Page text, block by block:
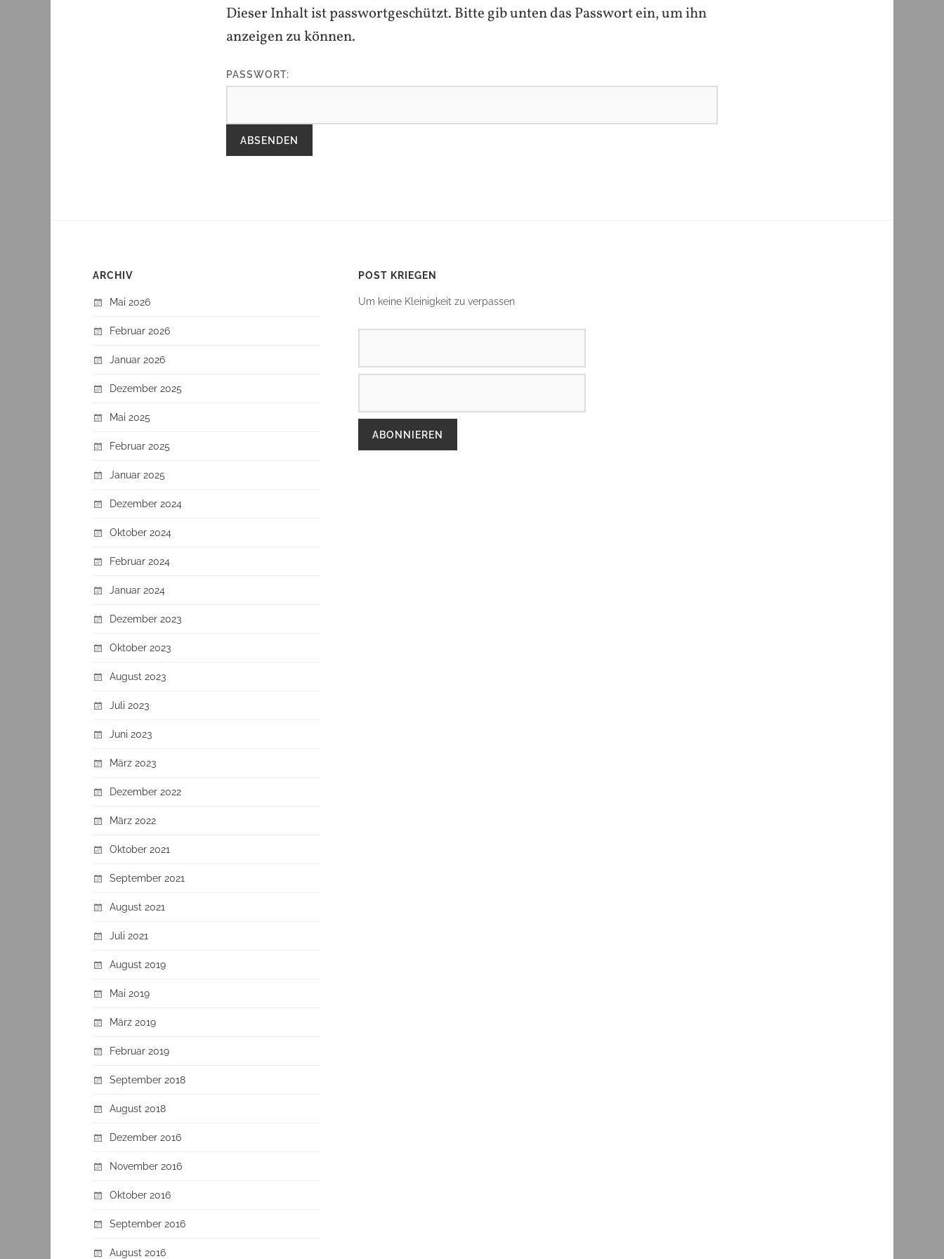
Dieser Inhalt ist passwortgeschützt. Bitte gib unten das Passwort ein, um ihn
anzeigen zu können.
PASSWORT:
ARCHIV
Mai 2026
Februar 2026
Januar 2026
Dezember 2025
Mai 2025
Februar 2025
Januar 2025
Dezember 2024
Oktober 2024
Februar 2024
Januar 2024
Dezember 2023
Oktober 2023
August 2023
Juli 2023
Juni 2023
März 2023
Dezember 2022
März 2022
Oktober 2021
September 2021
August 2021
Juli 2021
August 2019
Mai 2019
März 2019
Februar 2019
September 2018
August 2018
Dezember 2016
November 2016
Oktober 2016
September 2016
August 2016
POST KRIEGEN
Um keine Kleinigkeit zu verpassen